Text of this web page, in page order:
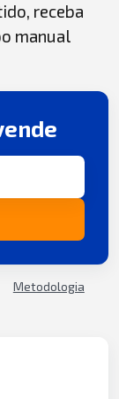
receba
manual
Metodologia